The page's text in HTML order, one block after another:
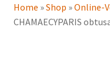
Coaching für den
Home »Shop »Online-
CHAMAECYPARIS